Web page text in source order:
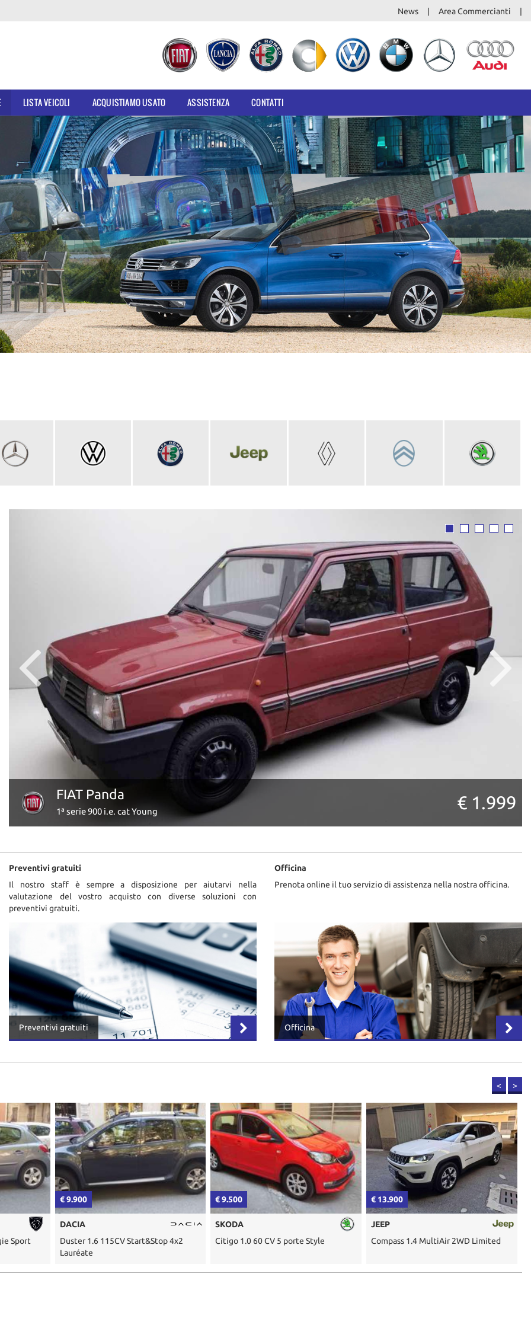
News Area Commercianti
LISTA VEICOLI ACQUISTIAMO USATO ASSISTENZA CONTATTI
FIAT Panda
1ª serie 900 i.e. cat Young € 1.999
Preventivi gratuiti
Il nostro staff è sempre a disposizione per aiutarvi nella
valutazione del vostro acquisto con diverse soluzioni con
preventivi gratuiti.
Preventivi gratuiti
Officina
Prenota online il tuo servizio di assistenza nella nostra officina.
Officina
< >
Sport
€ 9.900
DACIA
Duster 1.6 115CV Start&Stop 4x2
Lauréate
€ 9.500
SKODA
Citigo 1.0 60 CV 5 porte Style
€ 13.900
JEEP
Compass 1.4 MultiAir 2WD Limited